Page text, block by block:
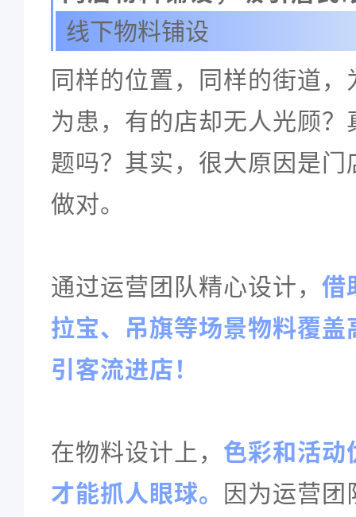
线下物料铺设
同样的位置，同样的街道
为患，有的店却无人光顾
题吗？其实，很大原因是
做对。
通过运营团队精心设计， 借
拉宝、吊旗等场景物料覆
引客流进店！
在物料设计上， 色彩和活动
才能抓人眼球。 因为运营